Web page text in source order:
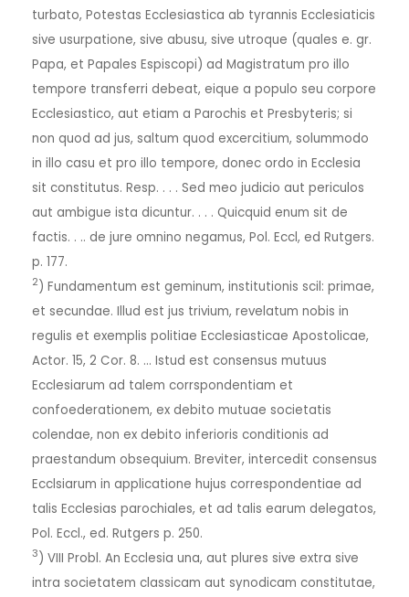
turbato, Potestas Ecclesiastica ab tyrannis Ecclesiaticis
sive usurpatione, sive abusu, sive utroque (quales e. gr.
Papa, et Papales Espiscopi) ad Magistratum pro illo
tempore transferri debeat, eique a populo seu corpore
Ecclesiastico, aut etiam a Parochis et Presbyteris; si
non quod ad jus, saltum quod excercitium, solummodo
in illo casu et pro illo tempore, donec ordo in Ecclesia
sit constitutus. Resp. . . . Sed meo judicio aut periculos
aut ambigue ista dicuntur. . . . Quicquid enum sit de
factis. . .. de jure omnino negamus, Pol. Eccl, ed Rutgers.
p. 177.
2) Fundamentum est geminum, institutionis scil: primae,
et secundae. Illud est jus trivium, revelatum nobis in
regulis et exemplis politiae Ecclesiasticae Apostolicae,
Actor. 15, 2 Cor. 8. … Istud est consensus mutuus
Ecclesiarum ad talem corrspondentiam et
confoederationem, ex debito mutuae societatis
colendae, non ex debito inferioris conditionis ad
praestandum obsequium. Breviter, intercedit consensus
Ecclsiarum in applicatione hujus correspondentiae ad
talis Ecclesias parochiales, et ad talis earum delegatos,
Pol. Eccl., ed. Rutgers p. 250.
3) VIII Probl. An Ecclesia una, aut plures sive extra sive
intra societatem classicam aut synodicam constitutae,